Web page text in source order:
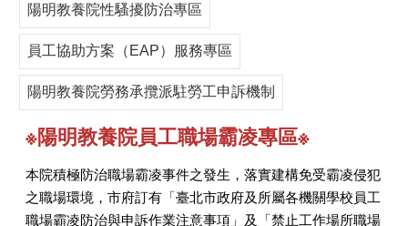
陽明教養院性騷擾防治專區
員工協助方案（EAP）服務專區
陽明教養院勞務承攬派駐勞工申訴機制
※陽明教養院員工職場霸凌專區※
本院積極防治職場霸凌事件之發生，落實建構免受霸凌侵犯
之職場環境，市府訂有「臺北市政府及所屬各機關學校員工
職場霸凌防治與申訴作業注意事項」及「禁止工作場所職場